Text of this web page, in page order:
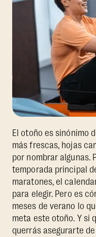
El otoño es sinónimo
más frescas, hojas
por nombrar algunas.
temporada principal
maratones, el
para elegir. Pero es
meses de verano lo
meta este otoño. Y si
querrás asegurarte